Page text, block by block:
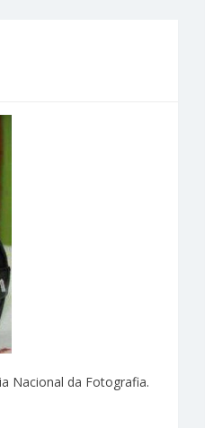
Nacional da Fotografia.